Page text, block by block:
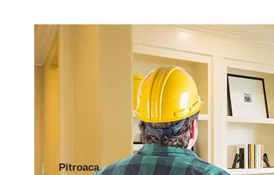
Pitroaca